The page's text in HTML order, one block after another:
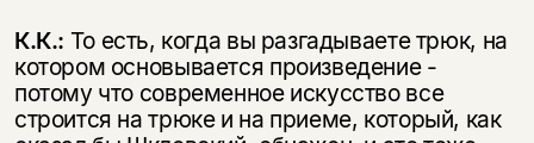
К.К.: То есть, когда вы разгадываете трюк, на
котором основывается произведение -
потому что современное искусство все
строится на трюке и на приеме, который, как